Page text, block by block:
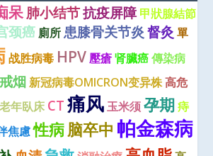
呆肺小结节抗疫屏障 甲狀腺結節
颈癌 廁所 患膝骨关节炎督灸 單
战胜病毒 HPV 壓瘡 肾臟癌 傳染病
戒烟 新冠病毒OMICRON变异株高危
年臥床 CT 痛风 玉米须 孕期 痔
焦慮 性病脑卒中 帕金森病